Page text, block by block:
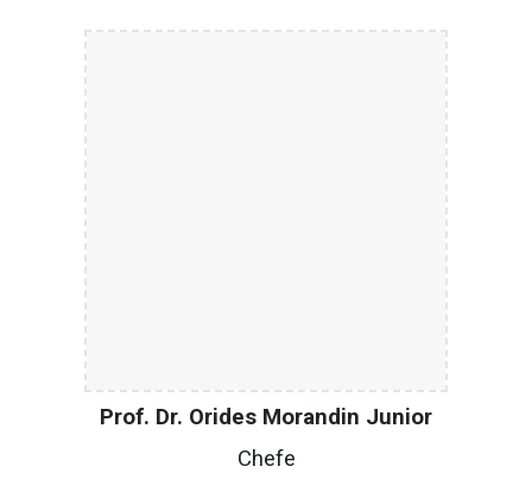
Prof. Dr. Orides Morandin Junior
Chefe